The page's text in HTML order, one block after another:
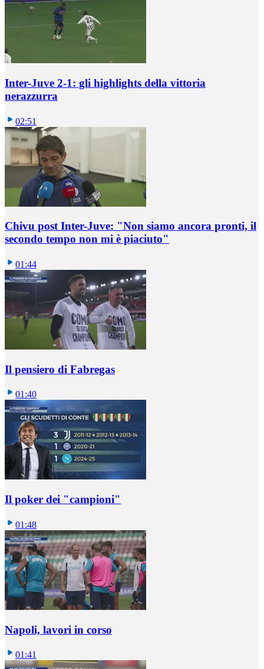
Inter-Juve 2-1: gli highlights della vittoria
nerazzurra
02:51
Chivu post Inter-Juve: "Non siamo ancora pronti, il
secondo tempo non mi è piaciuto"
01:44
Il pensiero di Fabregas
01:40
Il poker dei "campioni"
01:48
Napoli, lavori in corso
01:41